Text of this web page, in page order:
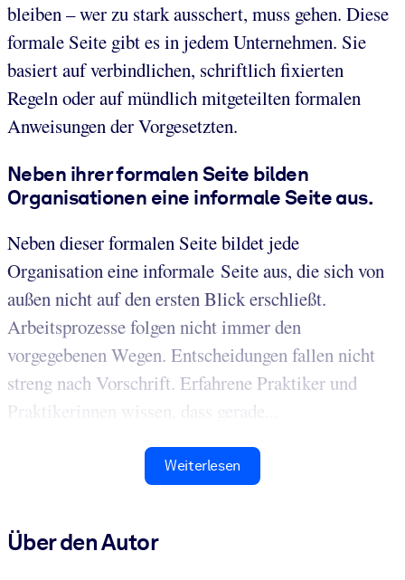
bleiben – wer zu stark ausschert, muss gehen. Diese
formale Seite gibt es in jedem Unternehmen. Sie
basiert auf verbindlichen, schriftlich fixierten
Regeln oder auf mündlich mitgeteilten formalen
Anweisungen der Vorgesetzten.
Neben ihrer formalen Seite bilden
Organisationen eine informale Seite aus.
Neben dieser formalen Seite bildet jede
Organisation eine informale Seite aus, die sich von
außen nicht auf den ersten Blick erschließt.
Arbeitsprozesse folgen nicht immer den
vorgegebenen Wegen. Entscheidungen fallen nicht
streng nach Vorschrift. Erfahrene Praktiker und
Praktikerinnen wissen, dass gerade...
Weiterlesen
Über den Autor